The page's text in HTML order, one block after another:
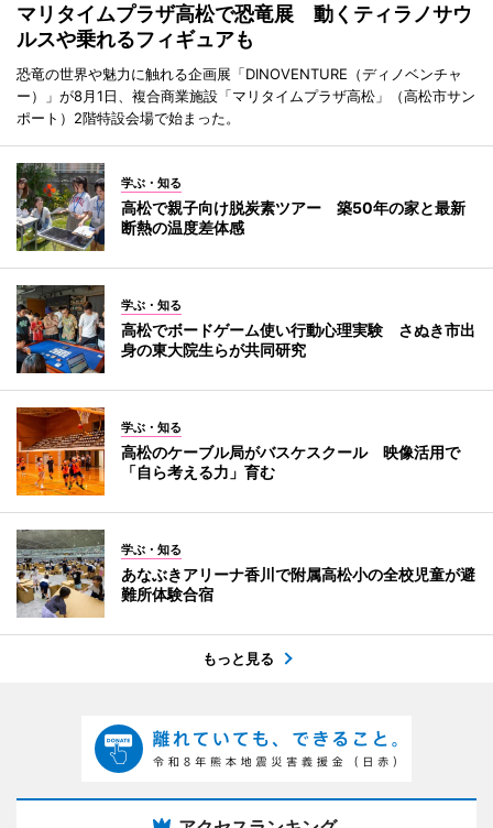
マリタイムプラザ高松で恐竜展 動くティラノサウ
ルスや乗れるフィギュアも
恐竜の世界や魅力に触れる企画展「DINOVENTURE（ディノベンチャ
ー）」が8月1日、複合商業施設「マリタイムプラザ高松」（高松市サン
ポート）2階特設会場で始まった。
学ぶ・知る
高松で親子向け脱炭素ツアー 築50年の家と最新
断熱の温度差体感
学ぶ・知る
高松でボードゲーム使い行動心理実験 さぬき市出
身の東大院生らが共同研究
学ぶ・知る
高松のケーブル局がバスケスクール 映像活用で
「自ら考える力」育む
学ぶ・知る
あなぶきアリーナ香川で附属高松小の全校児童が避
難所体験合宿
もっと見る